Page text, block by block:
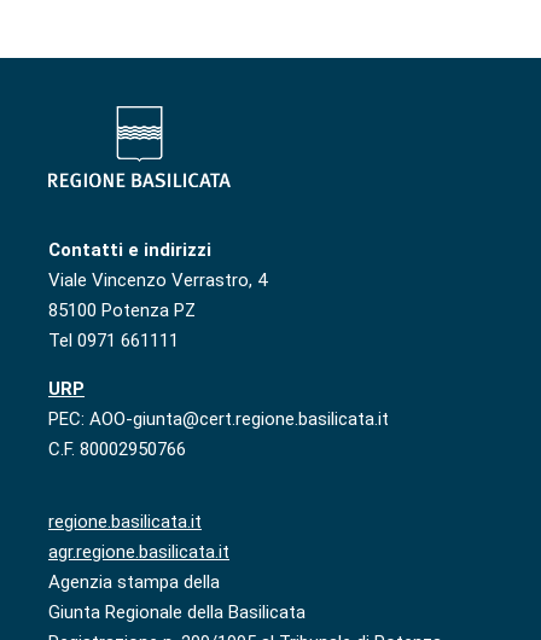
Contatti e indirizzi
Viale Vincenzo Verrastro, 4
85100 Potenza PZ
Tel 0971 661111
URP
PEC: AOO-giunta@cert.regione.basilicata.it
C.F. 80002950766
regione.basilicata.it
agr.regione.basilicata.it
Agenzia stampa della
Giunta Regionale della Basilicata